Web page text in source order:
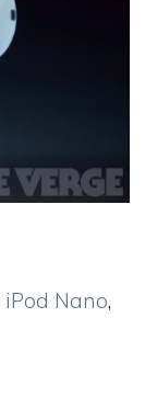
iPod Nano,